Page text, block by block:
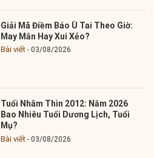
Giải Mã Điềm Báo Ù Tai Theo Giờ:
May Mắn Hay Xui Xẻo?
Bài viết 03/08/2026
Tuổi Nhâm Thìn 2012: Năm 2026
Bao Nhiêu Tuổi Dương Lịch, Tuổi
Mụ?
Bài viết 03/08/2026